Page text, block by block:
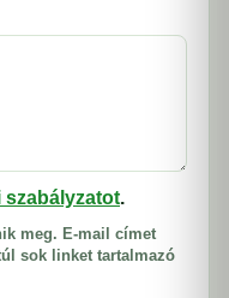
szabályzatot.
meg. E-mail címet
sok linket tartalmazó